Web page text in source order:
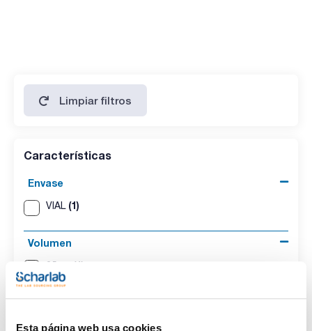
Esta página web usa cookies
Limpiar filtros
Características
Envase
VIAL (1)
Volumen
25mg (1)
[72406-26-9](1)